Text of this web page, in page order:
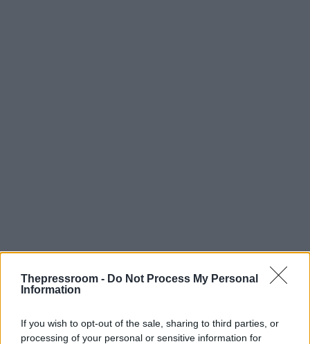
Thepressroom - Do Not Process My Personal
Information
If you wish to opt-out of the sale, sharing to third parties, or
processing of your personal or sensitive information for